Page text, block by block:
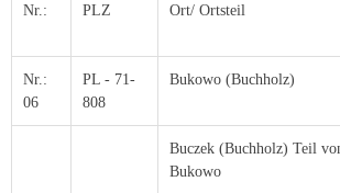
Nr.: PLZ Ort/ Ortsteil
Nr.:
06
PL - 71-
808
Bukowo (Buchholz)
Buczek (Buchholz) Teil
Bukowo